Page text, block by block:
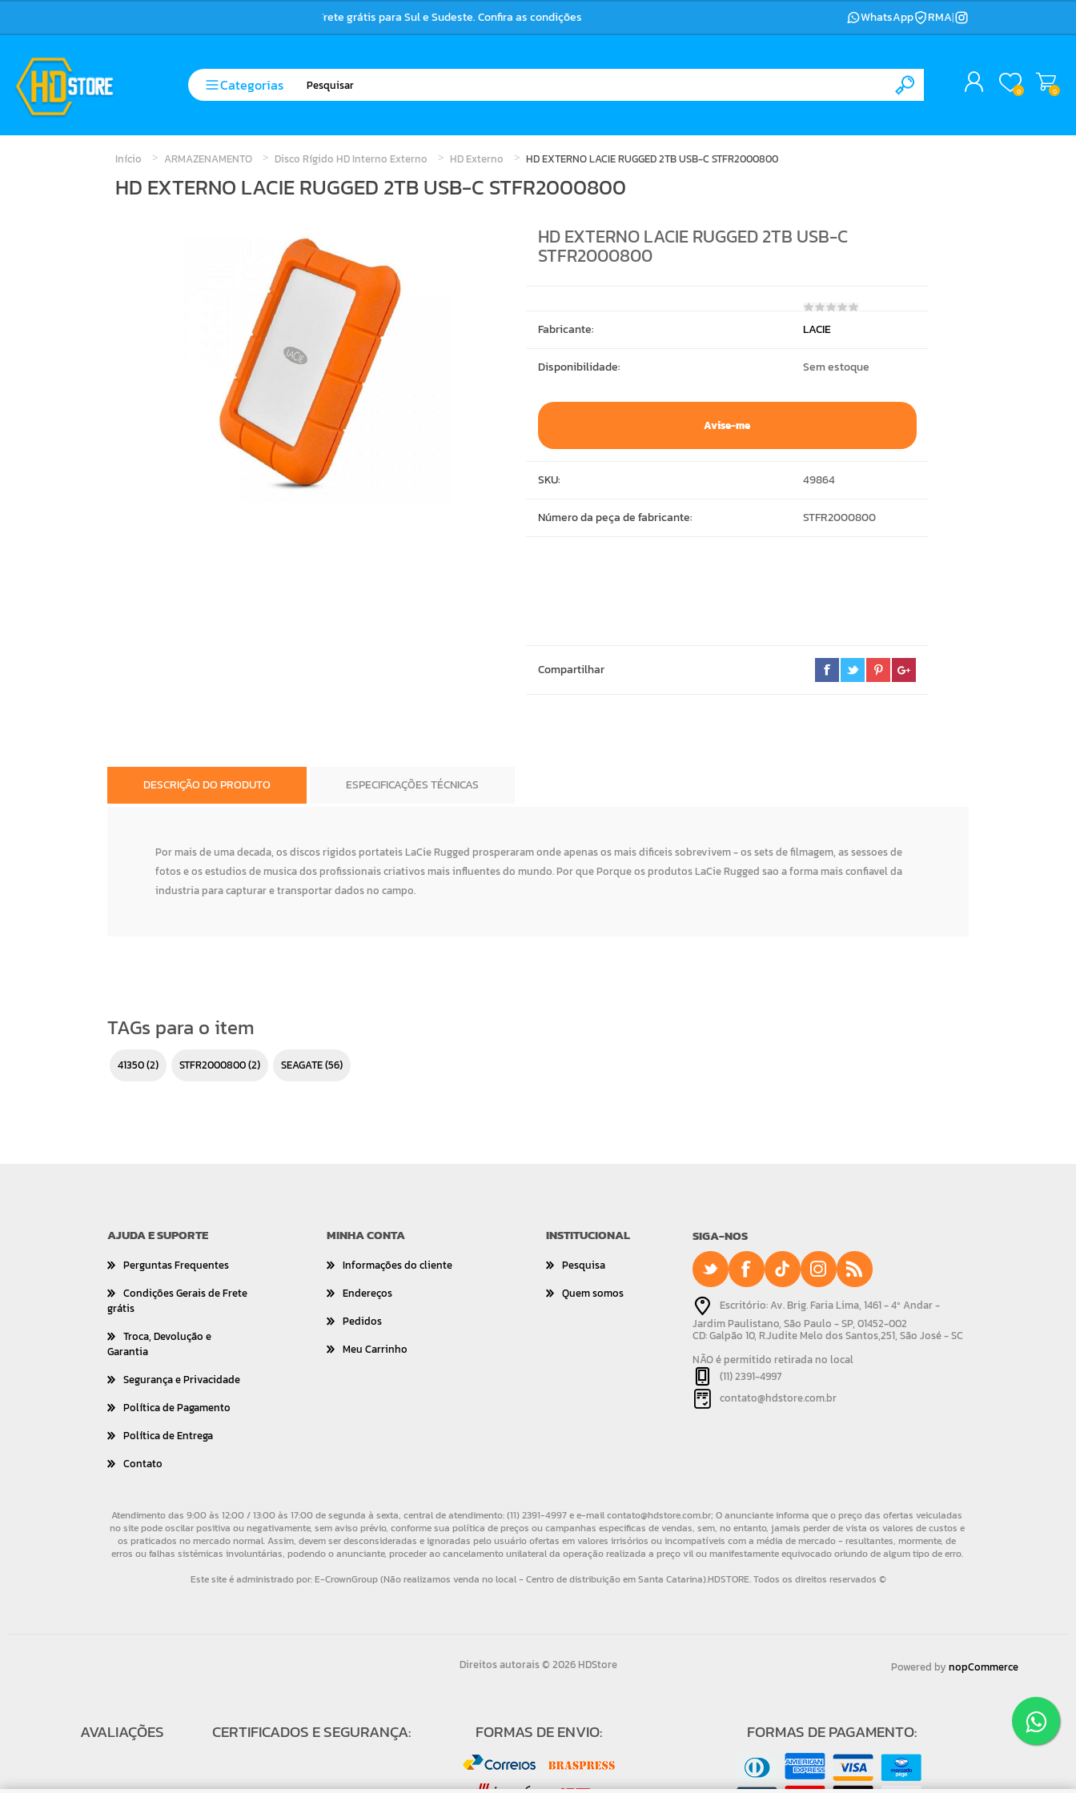
Frete grátis para Sul e Sudeste. Confira as condições WhatsApp RMA|
Categorias 0 0
Início ARMAZENAMENTO Disco Rígido HD Interno Externo HD Externo HD EXTERNO LACIE RUGGED 2TB USB-C STFR2000800
HD EXTERNO LACIE RUGGED 2TB USB-C STFR2000800
HD EXTERNO LACIE RUGGED 2TB USB-C
STFR2000800
Fabricante: LACIE
Disponibilidade: Sem estoque
Avise-me
SKU: 49864
Número da peça de fabricante: STFR2000800
Compartilhar
DESCRIÇÃO DO PRODUTO ESPECIFICAÇÕES TÉCNICAS
Por mais de uma decada, os discos rigidos portateis LaCie Rugged prosperaram onde apenas os mais dificeis sobrevivem - os sets de filmagem, as sessoes de
fotos e os estudios de musica dos profissionais criativos mais influentes do mundo. Por que Porque os produtos LaCie Rugged sao a forma mais confiavel da
industria para capturar e transportar dados no campo.
TAGs para o item
41350(2) STFR2000800(2) SEAGATE(56)
AJUDA E SUPORTE
Perguntas Frequentes
Condições Gerais de Frete
grátis
Troca, Devolução e
Garantia
Segurança e Privacidade
Política de Pagamento
Política de Entrega
Contato
MINHA CONTA
Informações do cliente
Endereços
Pedidos
Meu Carrinho
INSTITUCIONAL
Pesquisa
Quem somos
SIGA-NOS
Escritório: Av. Brig. Faria Lima, 1461 - 4º Andar -
Jardim Paulistano, São Paulo - SP, 01452-002
CD: Galpão 10, R.Judite Melo dos Santos,251, São José - SC
NÃO é permitido retirada no local
(11) 2391-4997
contato@hdstore.com.br
Direitos autorais © 2026 HDStore Powered bynopCommerce
AVALIAÇÕES CERTIFICADOS E SEGURANÇA: FORMAS DE ENVIO: FORMAS DE PAGAMENTO: